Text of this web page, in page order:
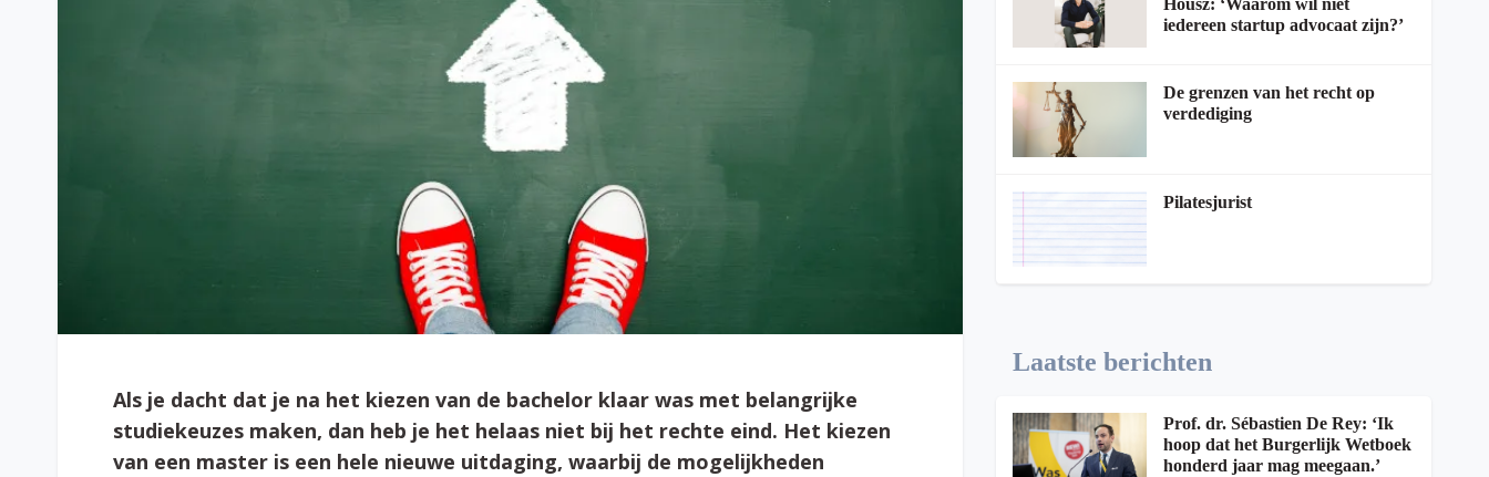
Als je dacht dat je na het kiezen van de bachelor klaar was met belangrijke
studiekeuzes maken, dan heb je het helaas niet bij het rechte eind. Het kiezen
van een master is een hele nieuwe uitdaging, waarbij de mogelijkheden
iedereen startup advocaat zijn?’
De grenzen van het recht op
verdediging
Pilatesjurist
Laatste berichten
Prof. dr. Sébastien De Rey: ‘Ik
hoop dat het Burgerlijk Wetboek
honderd jaar mag meegaan.’